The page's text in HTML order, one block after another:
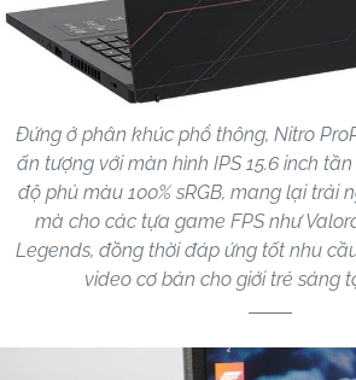
Đứng ở phân khúc phổ thông, Nitro
ấn tượng với màn hình IPS 15.6 inch
độ phủ màu 100% sRGB, mang lại trải
mà cho các tựa game FPS như
Legends, đồng thời đáp ứng tốt nhu
video cơ bản cho giới trẻ sáng